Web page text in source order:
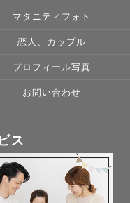
た方。心からありが
首を長くしてお待ち
ど)、神奈川県と埼玉
マタニティフォト
恋人、カップル
プロフィール写真
お問い合わせ
ス